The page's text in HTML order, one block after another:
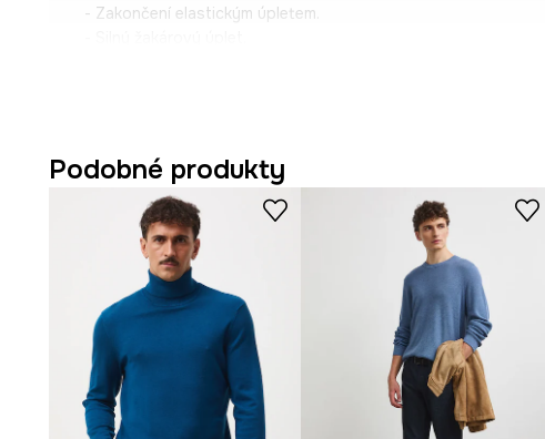
- Zakončení elastickým úpletem.
- Šířka hrudníku: 54 cm.
- Rozměry pro velikost: M.
Podobné produkty